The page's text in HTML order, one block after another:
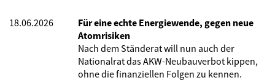
18.06.2026
Für eine echte Energiewende, gegen neue
Atomrisiken
Nach dem Ständerat will nun auch der
Nationalrat das AKW-Neubauverbot kippen,
ohne die finanziellen Folgen zu kennen.